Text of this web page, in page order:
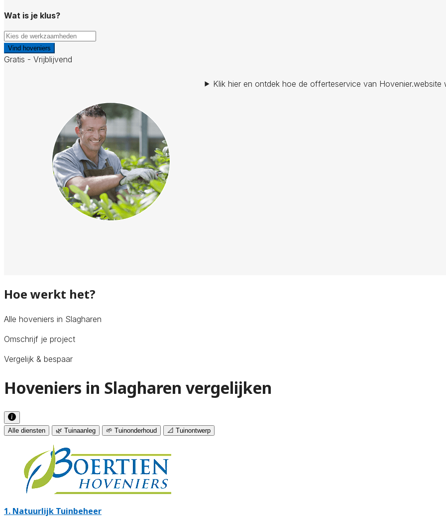
Wat is je klus?
Vind hoveniers
Gratis - Vrijblijvend
Klik hier en ontdek hoe de offerteservice van Hovenier.website
Hoe werkt het?
Alle hoveniers in Slagharen
Omschrijf je project
Vergelijk & bespaar
Hoveniers in Slagharen vergelijken
Alle diensten 🌿 Tuinaanleg 🌱 Tuinonderhoud 📐 Tuinontwerp
1. Natuurlijk Tuinbeheer